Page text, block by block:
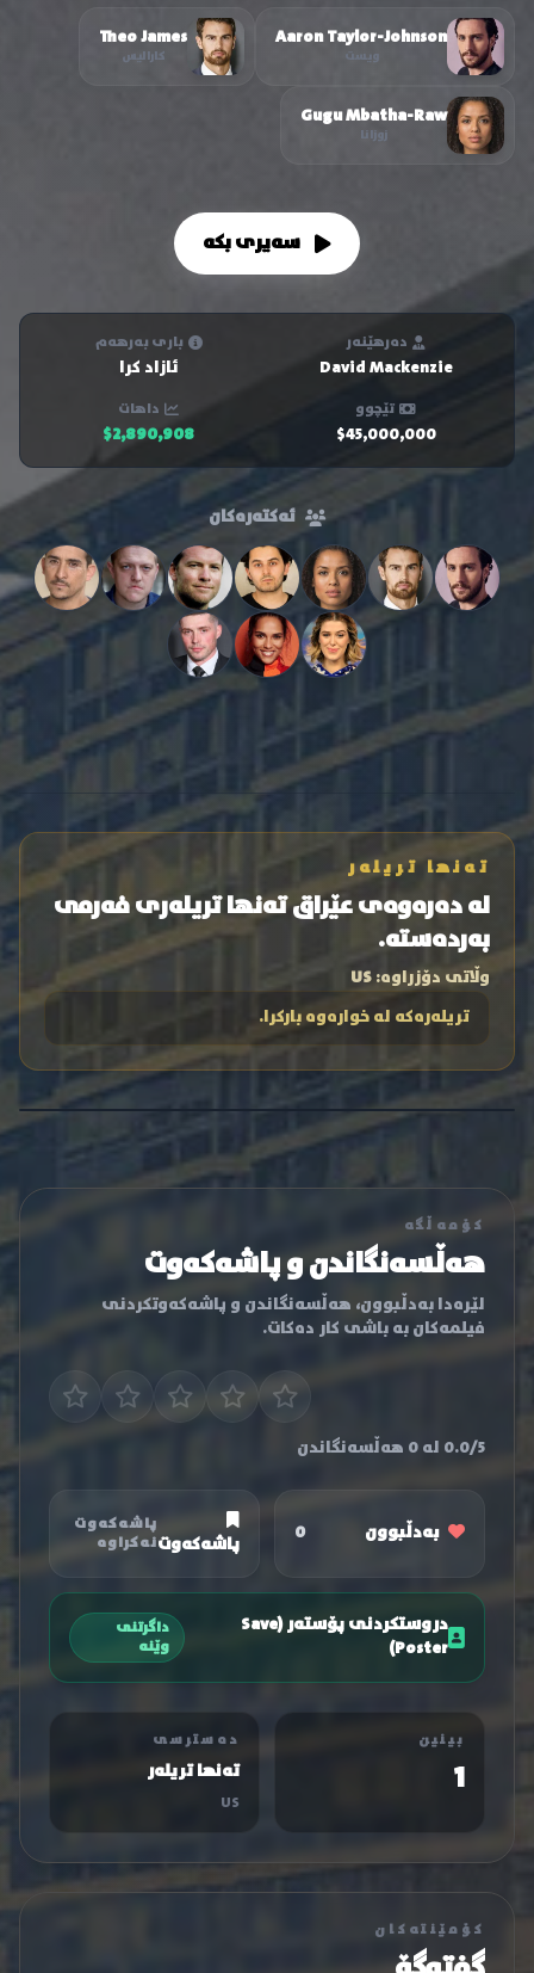
Aaron Taylor-Johnson
ویست
Theo James
کارالیس
Gugu Mbatha-Raw
زوزانا
سەیری بکە
دەرهێنەر
David Mackenzie
باری بەرهەم
ئازاد کرا
تێچوو
$45,000,000
داهات
$2,890,908
ئەکتەرەکان
تەنها تریلەر
لە دەرەوەی عێراق تەنها تریلەری فەرمی
بەردەستە.
وڵاتی دۆزراوە:US
تریلەرەکە لە خوارەوە بارکرا.
کۆمەڵگە
هەڵسەنگاندن و پاشەکەوت
لێرەدا بەدڵبوون، هەڵسەنگاندن و پاشەکەوتکردنی
فیلمەکان بە باشی کار دەکات.
0.0/5 لە 0 هەڵسەنگاندن
بەدڵبوون 0 پاشەکەوت
پاشەکەوت
نەکراوە
دروستکردنی پۆستەر (Save
Poster)
داگرتنی
وێنە
بینین
1
دەسترسی
تەنها تریلەر
US
کۆمێنتەکان